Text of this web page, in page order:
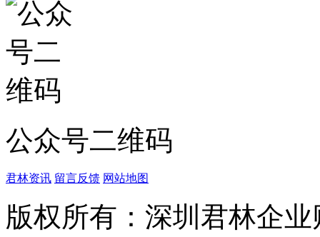
公众号二维码
君林资讯 留言反馈 网站地图
版权所有：深圳君林企